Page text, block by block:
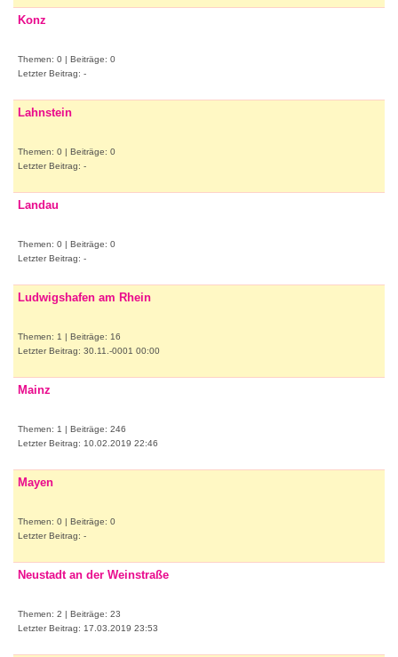
Konz
Themen: 0 | Beiträge: 0
Letzter Beitrag: -
Lahnstein
Themen: 0 | Beiträge: 0
Letzter Beitrag: -
Landau
Themen: 0 | Beiträge: 0
Letzter Beitrag: -
Ludwigshafen am Rhein
Themen: 1 | Beiträge: 16
Letzter Beitrag: 30.11.-0001 00:00
Mainz
Themen: 1 | Beiträge: 246
Letzter Beitrag: 10.02.2019 22:46
Mayen
Themen: 0 | Beiträge: 0
Letzter Beitrag: -
Neustadt an der Weinstraße
Themen: 2 | Beiträge: 23
Letzter Beitrag: 17.03.2019 23:53